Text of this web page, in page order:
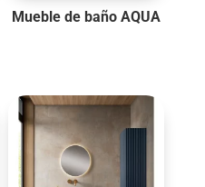
Mueble de baño AQUA